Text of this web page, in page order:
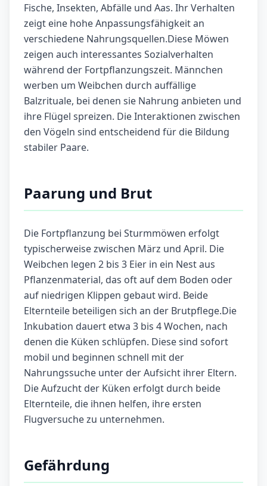
Fische, Insekten, Abfälle und Aas. Ihr Verhalten
zeigt eine hohe Anpassungsfähigkeit an
verschiedene Nahrungsquellen.Diese Möwen
zeigen auch interessantes Sozialverhalten
während der Fortpflanzungszeit. Männchen
werben um Weibchen durch auffällige
Balzrituale, bei denen sie Nahrung anbieten und
ihre Flügel spreizen. Die Interaktionen zwischen
den Vögeln sind entscheidend für die Bildung
stabiler Paare.
Paarung und Brut
Die Fortpflanzung bei Sturmmöwen erfolgt
typischerweise zwischen März und April. Die
Weibchen legen 2 bis 3 Eier in ein Nest aus
Pflanzenmaterial, das oft auf dem Boden oder
auf niedrigen Klippen gebaut wird. Beide
Elternteile beteiligen sich an der Brutpflege.Die
Inkubation dauert etwa 3 bis 4 Wochen, nach
denen die Küken schlüpfen. Diese sind sofort
mobil und beginnen schnell mit der
Nahrungssuche unter der Aufsicht ihrer Eltern.
Die Aufzucht der Küken erfolgt durch beide
Elternteile, die ihnen helfen, ihre ersten
Flugversuche zu unternehmen.
Gefährdung